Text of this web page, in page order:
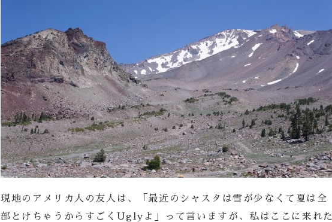
現地のアメリカ人の友人は、「最近のシャスタは雪が少なくて夏は全
部とけちゃうからすごくUglyよ」って言いますが、私はここに来れた